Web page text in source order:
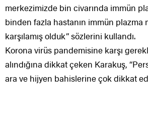
merkezimizde bin civarında immün
binden fazla hastanın immün plazma
karşılamış olduk” sözlerini kullandı.
Korona virüs pandemisine karşı
alındığına dikkat çeken Karakuş,
ara ve hijyen bahislerine çok dikkat